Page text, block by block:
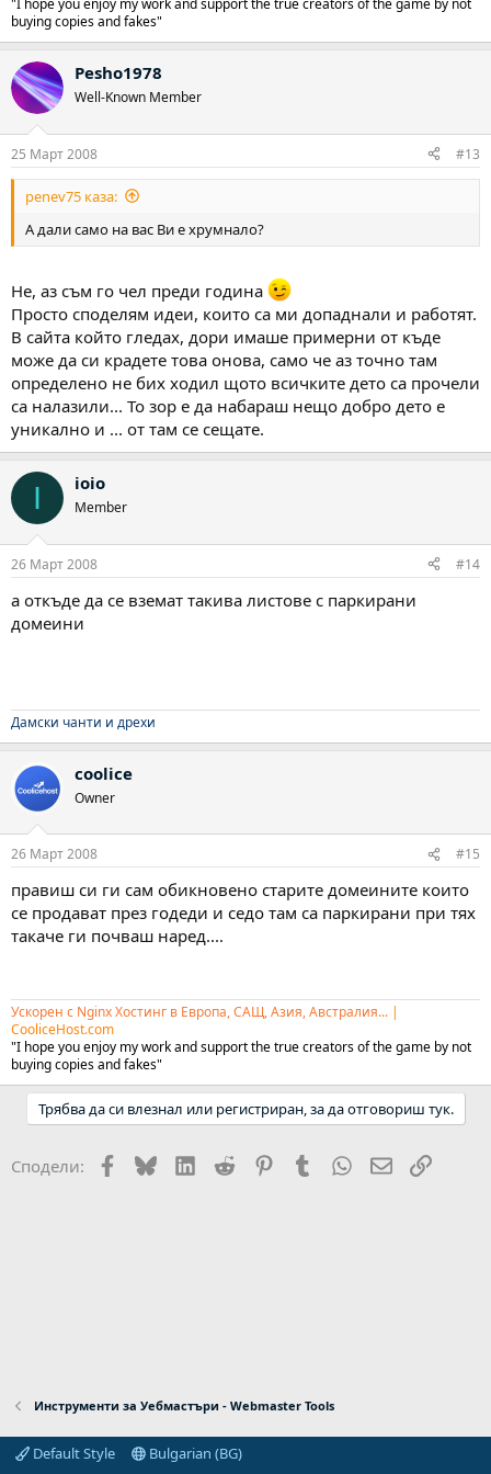
"I hope you enjoy my work and support the true creators of the game by not
buying copies and fakes"
Pesho1978
Well-Known Member
25 Март 2008 #13
penev75 каза:
А дали само на вас Ви е хрумнало?
Не, аз съм го чел преди година
Просто споделям идеи, които са ми допаднали и работят.
В сайта който гледах, дори имаше примерни от къде
може да си крадете това онова, само че аз точно там
определено не бих ходил щото всичките дето са прочели
са налазили... То зор е да набараш нещо добро дето е
уникално и ... от там се сещате.
I ioio
Member
26 Март 2008 #14
а откъде да се вземат такива листове с паркирани
домеини
Дамски чанти и дрехи
coolice
Owner
26 Март 2008 #15
правиш си ги сам обикновено старите домеините които
се продават през годеди и седо там са паркирани при тях
такаче ги почваш наред....
Ускорен с Nginx Хостинг в Европа, САЩ, Азия, Австралия... |
CooliceHost.com
"I hope you enjoy my work and support the true creators of the game by not
buying copies and fakes"
Трябва да си влезнал или регистриран, за да отговориш тук.
Сподели: Facebook
BlueskyLinkedIn
Reddit PinterestTumblr WhatsApp
EmailLink
Инструменти за Уебмастъри - Webmaster Tools
Default Style Bulgarian (BG)